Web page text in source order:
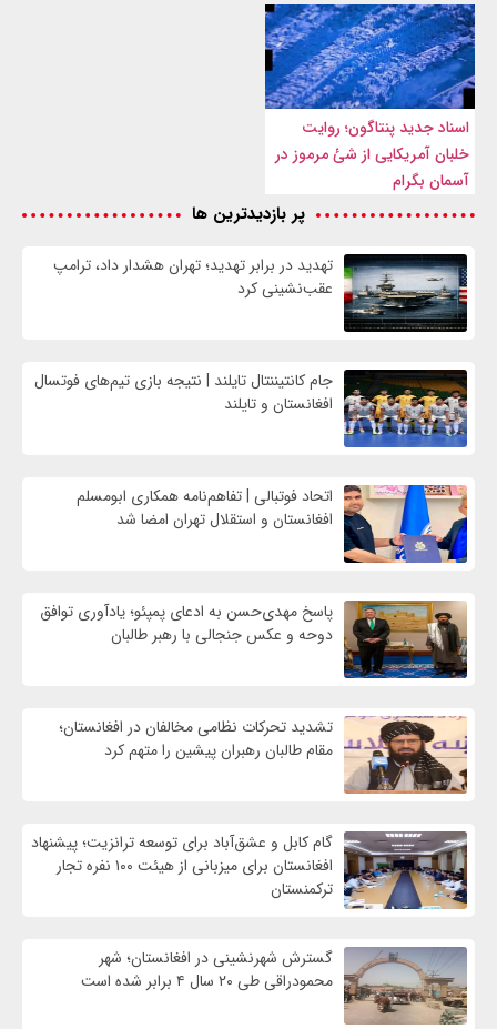
اسناد جدید پنتاگون؛ روایت
خلبان آمریکایی از شئ مرموز در
آسمان بگرام
پر بازدیدترین ها
تهدید در برابر تهدید؛ تهران هشدار داد، ترامپ
عقب‌نشینی کرد
جام کانتیننتال تایلند | نتیجه بازی تیم‌های فوتسال
افغانستان و تایلند
اتحاد فوتبالی | تفاهم‌نامه همکاری ابومسلم
افغانستان و استقلال تهران امضا شد
پاسخ مهدی‌حسن به ادعای پمپئو؛ یادآوری توافق
دوحه و عکس جنجالی با رهبر طالبان
تشدید تحرکات نظامی مخالفان در افغانستان؛
مقام طالبان رهبران پیشین را متهم کرد
گام کابل و عشق‌آباد برای توسعه ترانزیت؛ پیشنهاد
افغانستان برای میزبانی از هیئت ۱۰۰ نفره تجار
ترکمنستان
گسترش شهرنشینی در افغانستان؛ شهر
محمودراقی طی ۲۰ سال ۴ برابر شده است